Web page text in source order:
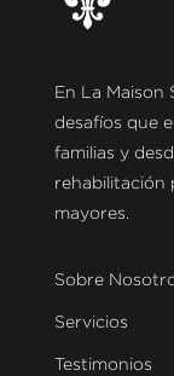
En La
desafíos que
familias y
rehabilitación
mayores.
Sobre
Servicios
Testimonios